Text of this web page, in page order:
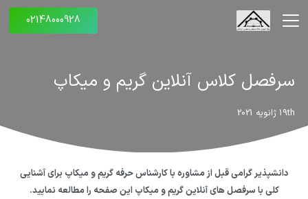
02148000928
سرفصل کلاس آنلاین گریم و میکاپ
19th ژانویه 2021
دانشپذیر گرامی قبل از مشاوره با کارشناس حرفه گریم و میکاپ برای آشنایی
کلی با سرفصل های آنلاین گریم و میکاپ این صفحه را مطالعه نمایید.